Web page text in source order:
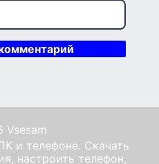
и телефоне. Скачать
настроить телефон,